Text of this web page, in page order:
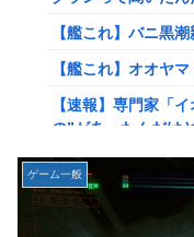
か？？？？？？？
【NGS】ルーサー
40… 8/5はアップデ
( •᷄ὤ•᷅ )
ヨーロッパが右翼政
【ウマ娘】ケンタ？
韓国人「海上自衛
【艦これ】バニ黒
【艦これ】オオヤ
【速報】専門家「
の”があったんだけ
【画像】かつて天
【悲報】映画館の客
客が避難する事態に
ゲーム一般